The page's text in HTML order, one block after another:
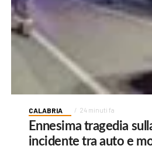
CALABRIA 24 minuti fa
Ennesima tragedia
incidente tra auto e